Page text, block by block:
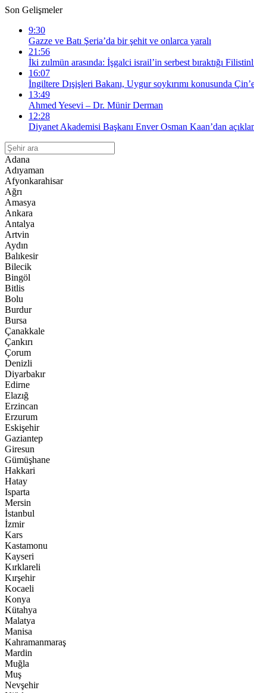
Son Gelişmeler
9:30
Gazze ve Batı Şeria’da bir şehit ve onlarca yaralı
21:56
İki zulmün arasında: İşgalci israil’in serbest bıraktığı
16:07
İngiltere Dışişleri Bakanı, Uygur soykırımı konusunda
13:49
Ahmed Yesevi – Dr. Münir Derman
12:28
Diyanet Akademisi Başkanı Enver Osman Kaan’dan
Adana
Adıyaman
Afyonkarahisar
Ağrı
Amasya
Ankara
Antalya
Artvin
Aydın
Balıkesir
Bilecik
Bingöl
Bitlis
Bolu
Burdur
Bursa
Çanakkale
Çankırı
Çorum
Denizli
Diyarbakır
Edirne
Elazığ
Erzincan
Erzurum
Eskişehir
Gaziantep
Giresun
Gümüşhane
Hakkari
Hatay
Isparta
Mersin
İstanbul
İzmir
Kars
Kastamonu
Kayseri
Kırklareli
Kırşehir
Kocaeli
Konya
Kütahya
Malatya
Manisa
Kahramanmaraş
Mardin
Muğla
Muş
Nevşehir